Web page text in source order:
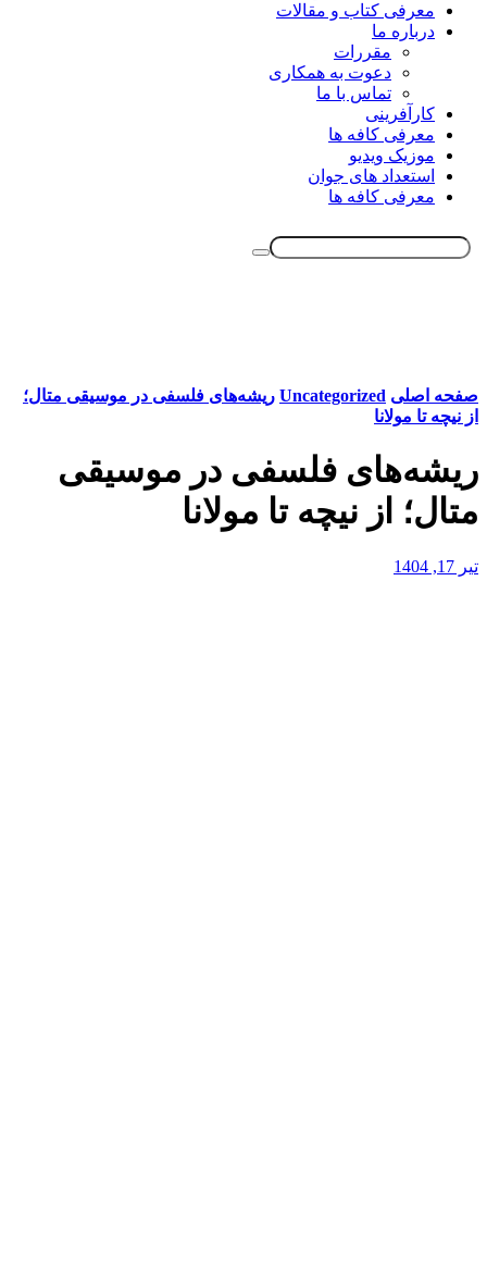
معرفی کتاب و مقالات
درباره ما
مقررات
دعوت به همکاری
تماس با ما
کارآفرینی
معرفی کافه ها
موزیک ویدیو
استعداد های جوان
معرفی کافه ها
صفحه اصلی Uncategorized ریشه‌های فلسفی در موسیقی متال؛
از نیچه تا مولانا
ریشه‌های فلسفی در موسیقی
متال؛ از نیچه تا مولانا
تیر 17, 1404